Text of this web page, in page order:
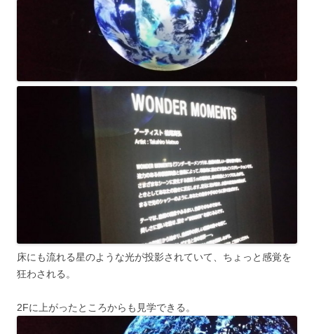
床にも流れる星のような光が投影されていて、ちょっと感覚を
狂わされる。
2Fに上がったところからも見学できる。